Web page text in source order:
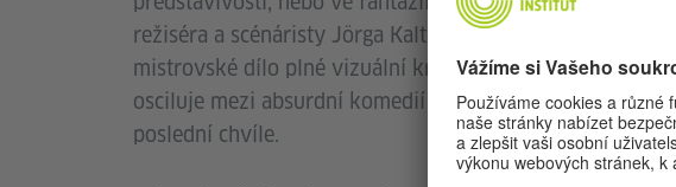
režiséra a scénáristy Jörga Kalta, který zemřel v roce
mistrovské dílo plné vizuální krásy a intenzivních emocí.
osciluje mezi absurdní komedií a vzrušujícím
poslední chvíle.